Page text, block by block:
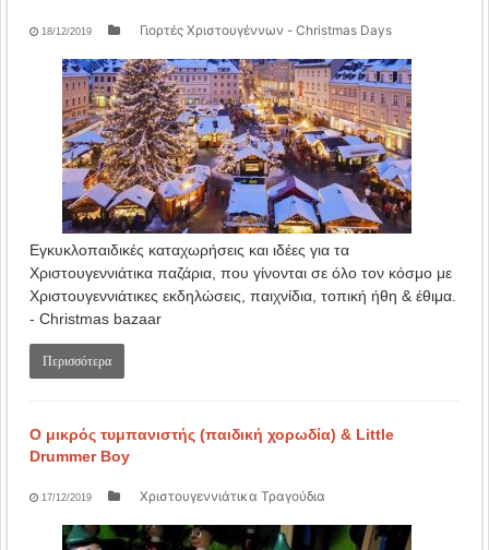
18/12/2019 Γιορτές Χριστουγέννων - Christmas Days
Εγκυκλοπαιδικές καταχωρήσεις και ιδέες για τα
Χριστουγεννιάτικα παζάρια, που γίνονται σε όλο τον κόσμο με
Χριστουγεννιάτικες εκδηλώσεις, παιχνίδια, τοπική ήθη & έθιμα.
- Christmas bazaar
Περισσότερα
Ο μικρός τυμπανιστής (παιδική χορωδία) & Little
Drummer Boy
17/12/2019 Χριστουγεννιάτικα Τραγούδια